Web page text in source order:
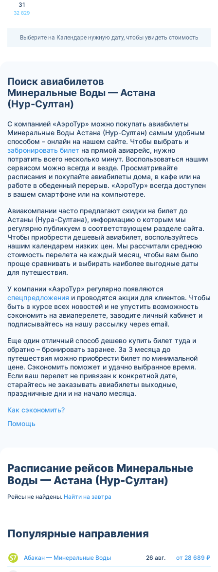
31
32 829
Выберите на Календаре нужную дату, чтобы увидеть стоимость
Поиск авиабилетов
Минеральные Воды — Астана
(Нур-Султан)
С компанией «АэроТур» можно покупать авиабилеты
Минеральные Воды Астана (Нур-Султан) самым удобным
способом – онлайн на нашем сайте. Чтобы выбрать и
забронировать билет на прямой авиарейс, нужно
потратить всего несколько минут. Воспользоваться нашим
сервисом можно всегда и везде. Просматривайте
расписания и покупайте авиабилеты дома, в кафе или на
работе в обеденный перерыв. «АэроТур» всегда доступен
в вашем смартфоне или на компьютере.
Авиакомпании часто предлагают скидки на билет до
Астаны (Нура-Султана), информацию о которым мы
регулярно публикуем в соответствующем разделе сайта.
Чтобы приобрести дешевый авиабилет, воспользуйтесь
нашим календарем низких цен. Мы рассчитали среднюю
стоимость перелета на каждый месяц, чтобы вам было
проще сравнивать и выбирать наиболее выгодные даты
для путешествия.
У компании «АэроТур» регулярно появляются
спецпредложения и проводятся акции для клиентов. Чтобы
быть в курсе всех новостей и не упустить возможность
сэкономить на авиаперелете, заводите личный кабинет и
подписывайтесь на нашу рассылку через email.
Еще один отличный способ дешево купить билет туда и
обратно – бронировать заранее. За 3 месяца до
путешествия можно приобрести билет по минимальной
цене. Сэкономить поможет и удачно выбранное время.
Если ваш перелет не привязан к конкретной дате,
старайтесь не заказывать авиабилеты выходные,
праздничные дни и на начало месяца.
Как сэкономить?
Помощь
Расписание рейсов Минеральные
Воды — Астана (Нур-Султан)
Рейсы не найдены. Найти на завтра
Популярные направления
Абакан — Минеральные Воды 26 авг. от 28 689 ₽